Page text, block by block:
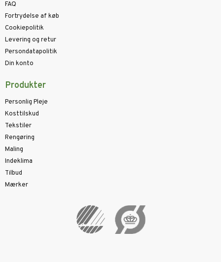
FAQ
Fortrydelse af køb
Cookiepolitik
Levering og retur
Persondatapolitik
Din konto
Produkter
Personlig Pleje
Kosttilskud
Tekstiler
Rengøring
Maling
Indeklima
Tilbud
Mærker